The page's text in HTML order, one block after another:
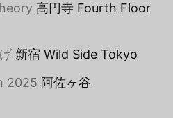
高円寺 Fourth Floor
新宿 Wild Side Tokyo
2025 阿佐ヶ谷